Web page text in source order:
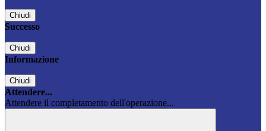
Chiudi
Successo
Chiudi
Informazione
Chiudi
Attendere...
Attendere il completamento dell'operazione...